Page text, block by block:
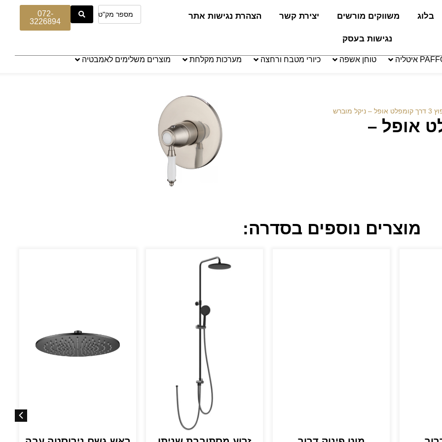
בלוג משווקים מורשים יצירת קשר הצהרת נגישות אתר
נגישות בעסק
072-
3226894
טוחן אשפה כיורי מטבח ורחצה מערכות מקלחת מוצרים משלימים לאמבטיה
מוברש
אופל –
מוצרים נוספים בסדרה: